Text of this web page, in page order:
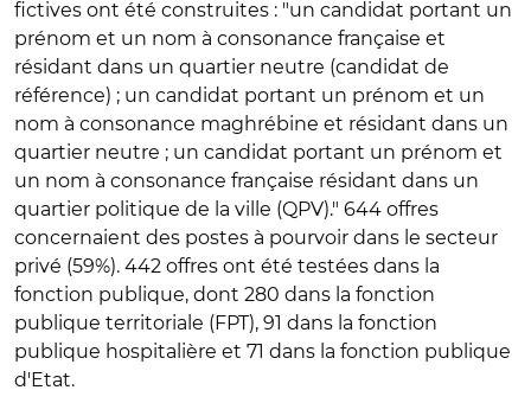
fictives ont été construites : "un candidat portant un
prénom et un nom à consonance française et
résidant dans un quartier neutre (candidat de
référence) ; un candidat portant un prénom et un
nom à consonance maghrébine et résidant dans un
quartier neutre ; un candidat portant un prénom et
un nom à consonance française résidant dans un
quartier politique de la ville (QPV)." 644 offres
concernaient des postes à pourvoir dans le secteur
privé (59%). 442 offres ont été testées dans la
fonction publique, dont 280 dans la fonction
publique territoriale (FPT), 91 dans la fonction
publique hospitalière et 71 dans la fonction publique
d'Etat.